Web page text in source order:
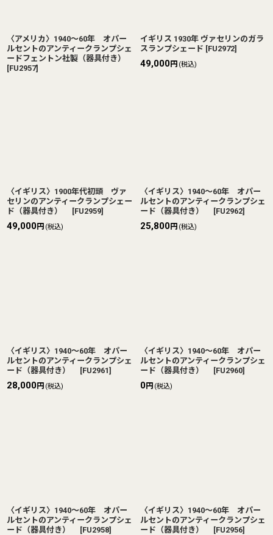
〈アメリカ〉1940〜60年 オパー
ルセントのアンティークランプシェ
ードフェントン社製（器具付き）
[FU2957]
イギリス 1930年 ヴァセリンのガラ
スランプシェード [FU2972]
49,000円 (税込)
〈イギリス〉1900年代初頭 ヴァ
セリンのアンティークランプシェー
ド（器具付き）
[FU2959]
49,000円 (税込)
〈イギリス〉1940〜60年 オパー
ルセントのアンティークランプシェ
ード（器具付き）
[FU2962]
25,800円 (税込)
〈イギリス〉1940〜60年 オパー
ルセントのアンティークランプシェ
ード（器具付き）
[FU2961]
28,000円 (税込)
〈イギリス〉1940〜60年 オパー
ルセントのアンティークランプシェ
ード（器具付き）
[FU2960]
0円 (税込)
〈イギリス〉1940〜60年 オパー
ルセントのアンティークランプシェ
ード（器具付き）
[FU2958]
〈イギリス〉1940〜60年 オパー
ルセントのアンティークランプシェ
ード（器具付き）
[FU2956]